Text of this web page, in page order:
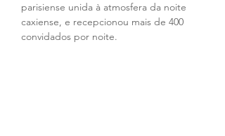
parisiense unida à atmosfera da noite
caxiense, e recepcionou mais de 400
convidados por noite.